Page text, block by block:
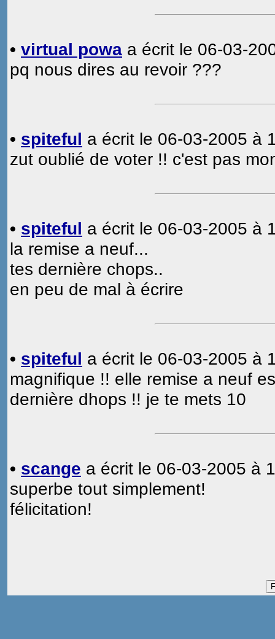
• virtual powa a écrit le 06-03-
pq nous dires au revoir ???
• spiteful a écrit le 06-03-2005 à
zut oublié de voter !! c'est pas
• spiteful a écrit le 06-03-2005 à
la remise a neuf...
tes dernière chops..
en peu de mal à écrire
• spiteful a écrit le 06-03-2005 à
magnifique !! elle remise a neuf
dernière dhops !! je te mets 10
• scange a écrit le 06-03-2005 à
superbe tout simplement!
félicitation!